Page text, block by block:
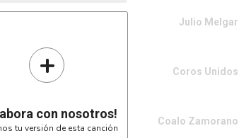
+
con nosotros!
tu versión de esta canción
Julio Melgar
Coros Unidos
Coalo Zamorano